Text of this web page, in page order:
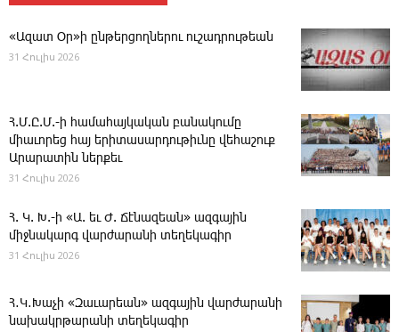
«Ազատ Օր»ի ընթերցողներու ուշադրութեան
31 Հուլիս 2026
Հ.Մ.Ը.Մ.-ի համահայկական բանակումը
միաւորեց հայ երիտասարդութիւնը վեհաշուք
Արարատին ներքեւ
31 Հուլիս 2026
Հ. Կ. Խ.-ի «Ա. եւ Ժ. ­Ճէնազեան» ազգային
միջնակարգ վարժարանի տեղեկագիր
31 Հուլիս 2026
Հ․Կ․Խաչի «Զաւարեան» ազգային վարժարանի
նախակրթարանի տեղեկագիր